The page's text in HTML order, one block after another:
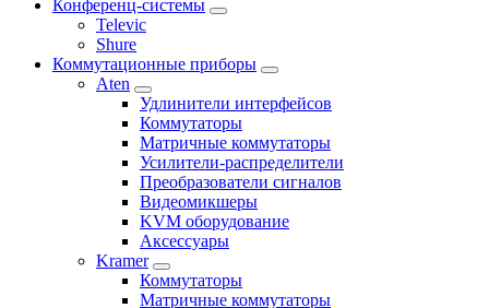
Конференц-системы
Televic
Shure
Коммутационные приборы
Aten
Удлинители интерфейсов
Коммутаторы
Матричные коммутаторы
Усилители-распределители
Преобразователи сигналов
Видеомикшеры
KVM оборудование
Аксессуары
Kramer
Коммутаторы
Матричные коммутаторы